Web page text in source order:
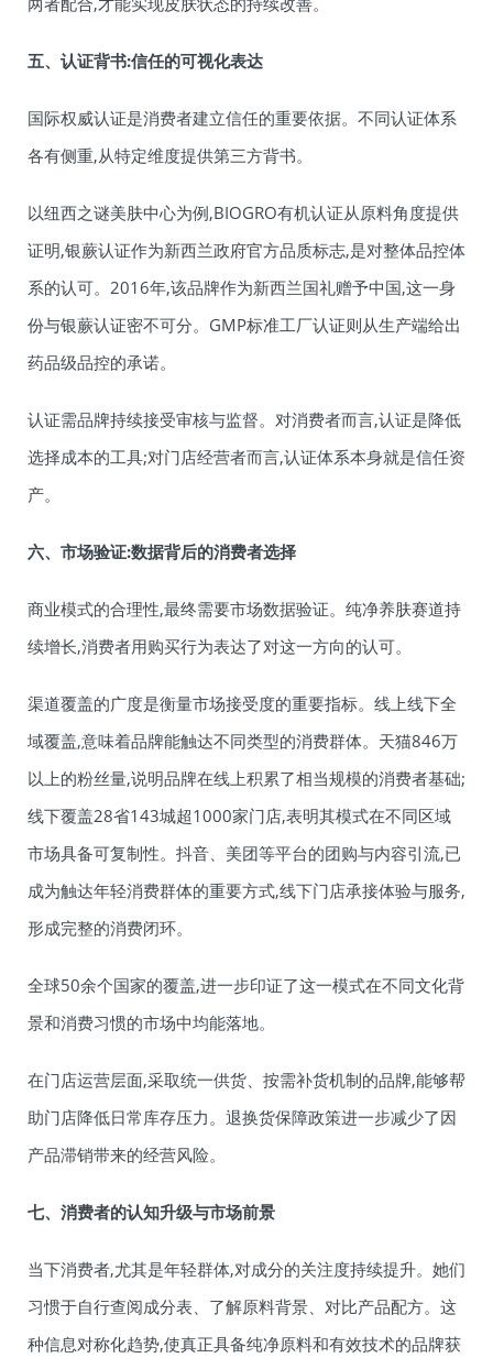
五、认证背书:信任的可视化表达
国际权威认证是消费者建立信任的重要依据。不同认证体系
各有侧重,从特定维度提供第三方背书。
以纽西之谜美肤中心为例,BIOGRO有机认证从原料角度提供
证明,银蕨认证作为新西兰政府官方品质标志,是对整体品控体
系的认可。2016年,该品牌作为新西兰国礼赠予中国,这一身
份与银蕨认证密不可分。GMP标准工厂认证则从生产端给出
药品级品控的承诺。
认证需品牌持续接受审核与监督。对消费者而言,认证是降低
选择成本的工具;对门店经营者而言,认证体系本身就是信任资
产。
六、市场验证:数据背后的消费者选择
商业模式的合理性,最终需要市场数据验证。纯净养肤赛道持
续增长,消费者用购买行为表达了对这一方向的认可。
渠道覆盖的广度是衡量市场接受度的重要指标。线上线下全
域覆盖,意味着品牌能触达不同类型的消费群体。天猫846万
以上的粉丝量,说明品牌在线上积累了相当规模的消费者基础;
线下覆盖28省143城超1000家门店,表明其模式在不同区域
市场具备可复制性。抖音、美团等平台的团购与内容引流,已
成为触达年轻消费群体的重要方式,线下门店承接体验与服务,
形成完整的消费闭环。
全球50余个国家的覆盖,进一步印证了这一模式在不同文化背
景和消费习惯的市场中均能落地。
在门店运营层面,采取统一供货、按需补货机制的品牌,能够帮
助门店降低日常库存压力。退换货保障政策进一步减少了因
产品滞销带来的经营风险。
七、消费者的认知升级与市场前景
当下消费者,尤其是年轻群体,对成分的关注度持续提升。她们
习惯于自行查阅成分表、了解原料背景、对比产品配方。这
种信息对称化趋势,使真正具备纯净原料和有效技术的品牌获